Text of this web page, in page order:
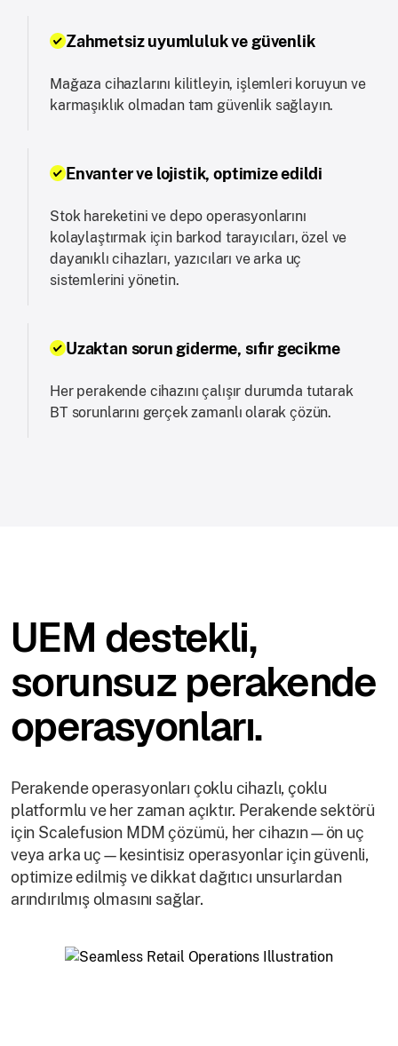
Zahmetsiz uyumluluk ve güvenlik
Mağaza cihazlarını kilitleyin, işlemleri koruyun ve
karmaşıklık olmadan tam güvenlik sağlayın.
Envanter ve lojistik, optimize edildi
Stok hareketini ve depo operasyonlarını
kolaylaştırmak için barkod tarayıcıları, özel ve
dayanıklı cihazları, yazıcıları ve arka uç
sistemlerini yönetin.
Uzaktan sorun giderme, sıfır gecikme
Her perakende cihazını çalışır durumda tutarak
BT sorunlarını gerçek zamanlı olarak çözün.
UEM destekli,
sorunsuz perakende
operasyonları.
Perakende operasyonları çoklu cihazlı, çoklu
platformlu ve her zaman açıktır. Perakende sektörü
için Scalefusion MDM çözümü, her cihazın—ön uç
veya arka uç—kesintisiz operasyonlar için güvenli,
optimize edilmiş ve dikkat dağıtıcı unsurlardan
arındırılmış olmasını sağlar.